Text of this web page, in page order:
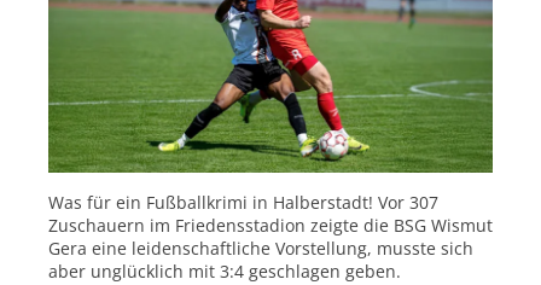
Was für ein Fußballkrimi in Halberstadt! Vor 307
Zuschauern im Friedensstadion zeigte die BSG Wismut
Gera eine leidenschaftliche Vorstellung, musste sich
aber unglücklich mit 3:4 geschlagen geben.